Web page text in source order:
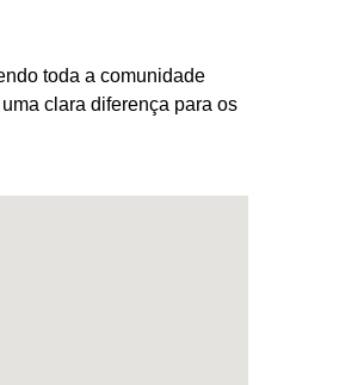
toda a comunidade
clara diferença para os